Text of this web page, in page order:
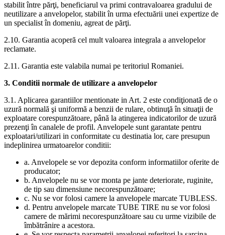
stabilit între părţi, beneficiarul va primi contravaloarea gradului de
neutilizare a anvelopelor, stabilit în urma efectuării unei expertize de
un specialist în domeniu, agreat de părţi.
2.10. Garantia acoperă cel mult valoarea integrala a anvelopelor
reclamate.
2.11. Garantia este valabila numai pe teritoriul Romaniei.
3. Conditii normale de utilizare a anvelopelor
3.1. Aplicarea garantiilor mentionate in Art. 2 este condiţionată de o
uzură normală şi uniformă a benzii de rulare, obtinuţă în situaţii de
exploatare corespunzătoare, până la atingerea indicatorilor de uzură
prezenţi în canalele de profil. Anvelopele sunt garantate pentru
exploatari/utilizari in conformitate cu destinatia lor, care presupun
indeplinirea urmatoarelor conditii:
a. Anvelopele se vor depozita conform informatiilor oferite de
producator;
b. Anvelopele nu se vor monta pe jante deteriorate, ruginite,
de tip sau dimensiune necorespunzătoare;
c. Nu se vor folosi camere la anvelopele marcate TUBLESS.
d. Pentru anvelopele marcate TUBE TIRE nu se vor folosi
camere de mărimi necorespunzătoare sau cu urme vizibile de
îmbătrânire a acestora.